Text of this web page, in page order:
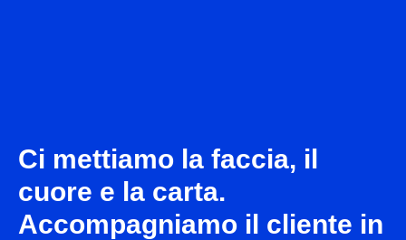
Ci mettiamo la faccia, il
cuore e la carta.
Accompagniamo il cliente in